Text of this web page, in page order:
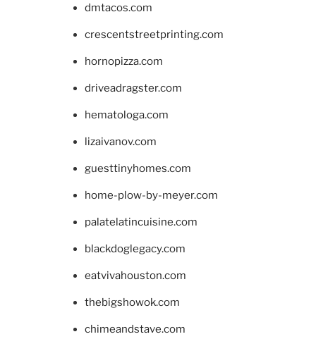
dmtacos.com
crescentstreetprinting.com
hornopizza.com
driveadragster.com
hematologa.com
lizaivanov.com
guesttinyhomes.com
home-plow-by-meyer.com
palatelatincuisine.com
blackdoglegacy.com
eatvivahouston.com
thebigshowok.com
chimeandstave.com